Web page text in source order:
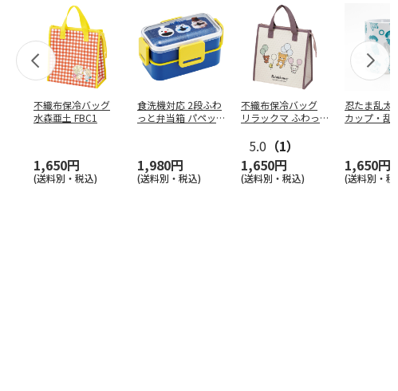
不織布保冷バッグ
水森亜土 FBC1
1,650円
(送料別・税込)
食洗機対応 2段ふわ
っと弁当箱 パペッ
1,980円
(送料別・税込)
不織布保冷バッグ
リラックマ ふわっ
5.0 （1）
1,650円
(送料別・税込)
忍たま乱太
カップ・乱
1,650円
(送料別・税